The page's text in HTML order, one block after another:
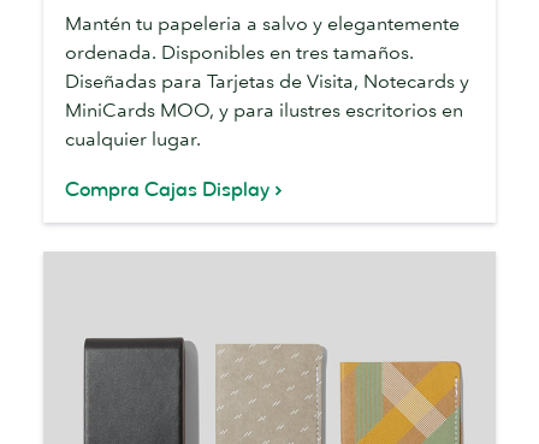
Mantén tu papeleria a salvo y elegantemente
ordenada. Disponibles en tres tamaños.
Diseñadas para Tarjetas de Visita, Notecards y
MiniCards MOO, y para ilustres escritorios en
cualquier lugar.
Compra Cajas Display